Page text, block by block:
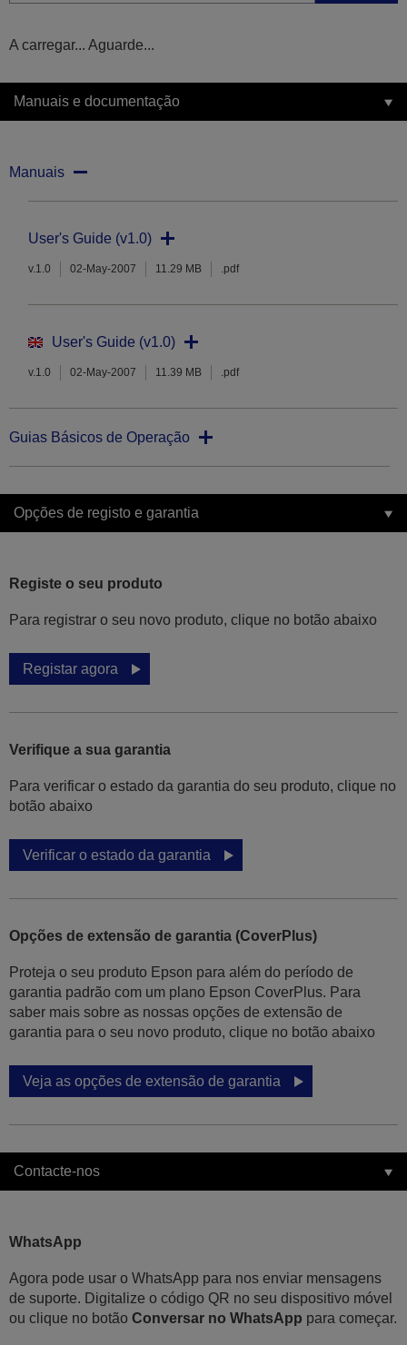
A carregar... Aguarde...
Manuais e documentação
Manuais
User's Guide (v1.0)
v.1.0 02-May-2007 11.29 MB .pdf
User's Guide (v1.0)
v.1.0 02-May-2007 11.39 MB .pdf
Guias Básicos de Operação
Opções de registo e garantia
Registe o seu produto
Para registrar o seu novo produto, clique no botão abaixo
Registar agora
Verifique a sua garantia
Para verificar o estado da garantia do seu produto, clique no
botão abaixo
Verificar o estado da garantia
Opções de extensão de garantia (CoverPlus)
Proteja o seu produto Epson para além do período de
garantia padrão com um plano Epson CoverPlus. Para
saber mais sobre as nossas opções de extensão de
garantia para o seu novo produto, clique no botão abaixo
Veja as opções de extensão de garantia
Contacte-nos
WhatsApp
Agora pode usar o WhatsApp para nos enviar mensagens
de suporte. Digitalize o código QR no seu dispositivo móvel
ou clique no botão Conversar no WhatsApp para começar.